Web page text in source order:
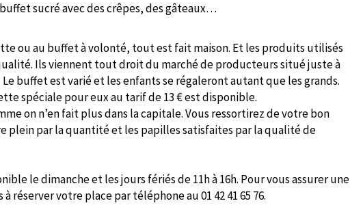
sucré avec des crêpes, des gâteaux…
ou au buffet à volonté, tout est fait maison. Et les produits utilisés
Ils viennent tout droit du marché de producteurs situé juste à
buffet est varié et les enfants se régaleront autant que les grands.
spéciale pour eux au tarif de 13 € est disponible.
on n’en fait plus dans la capitale. Vous ressortirez de votre bon
plein par la quantité et les papilles satisfaites par la qualité de
le dimanche et les jours fériés de 11h à 16h. Pour vous assurer une
à réserver votre place par téléphone au 01 42 41 65 76.